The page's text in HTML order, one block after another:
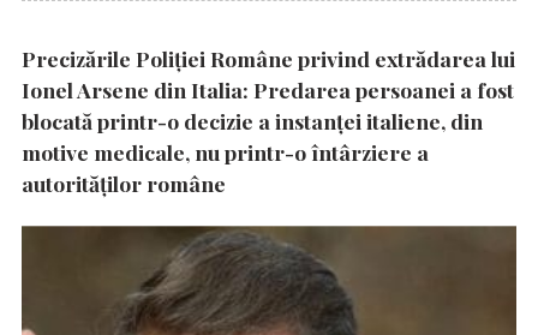
Precizările Poliţiei Române privind extrădarea lui
Ionel Arsene din Italia: Predarea persoanei a fost
blocată printr-o decizie a instanţei italiene, din
motive medicale, nu printr-o întârziere a
autorităţilor române